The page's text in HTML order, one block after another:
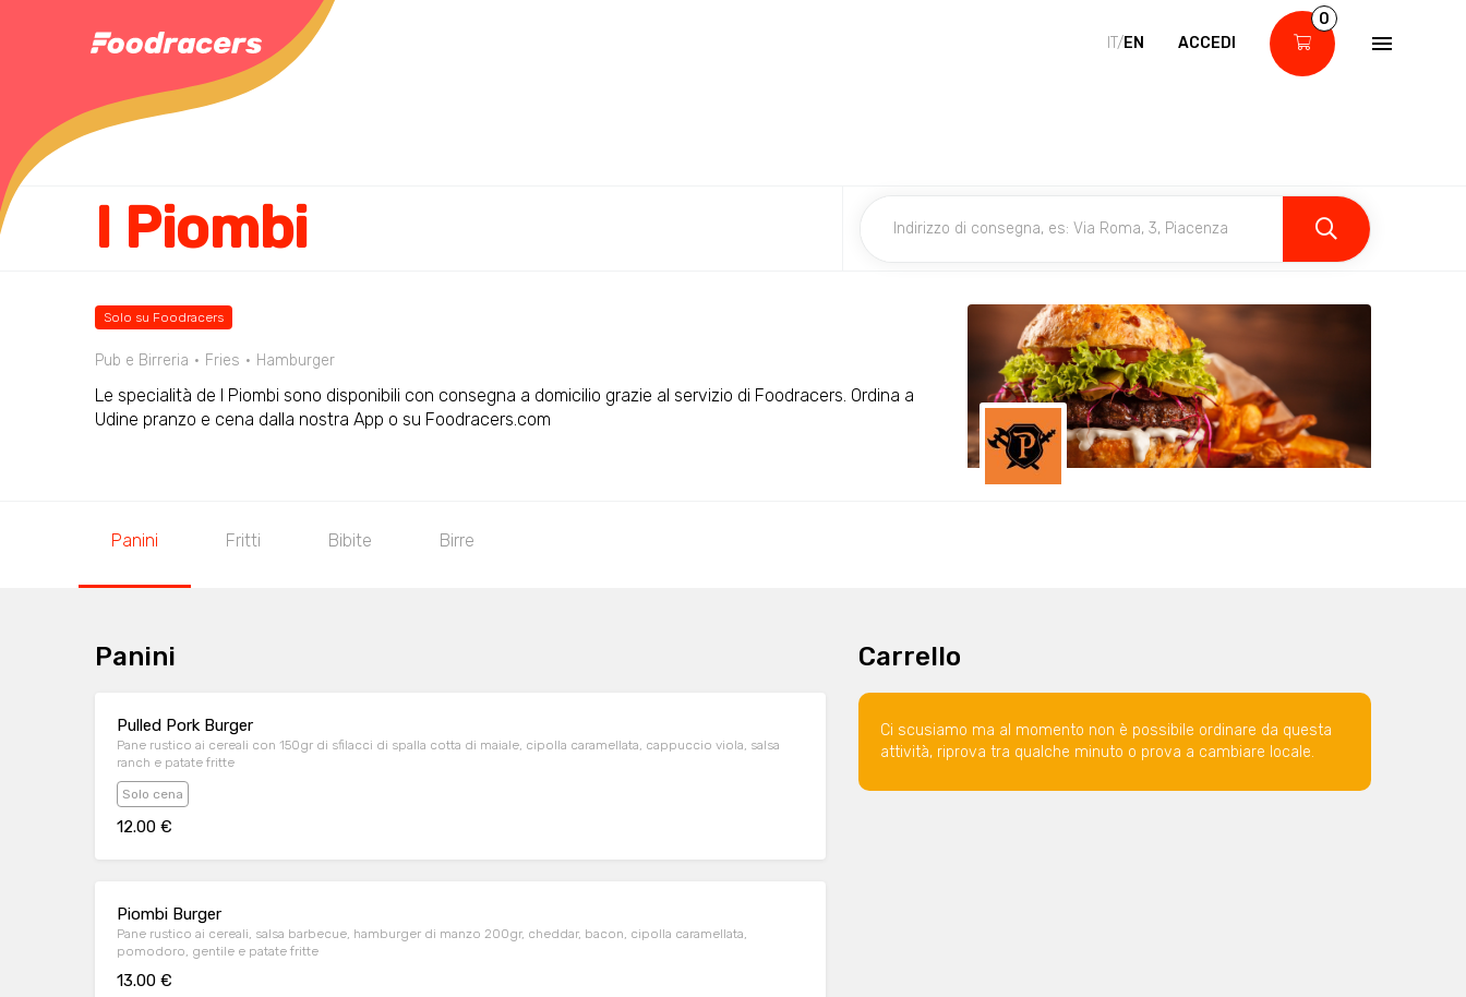
IT/EN ACCEDI
0
I Piombi
Solo su Foodracers
Pub e Birreria Fries Hamburger
Le specialità de I Piombi sono disponibili con consegna a domicilio grazie al servizio di Foodracers. Ordina a
Udine pranzo e cena dalla nostra App o su Foodracers.com
Panini Fritti Bibite Birre
Panini
Pulled Pork Burger
Pane rustico ai cereali con 150gr di sfilacci di spalla cotta di maiale, cipolla caramellata, cappuccio viola, salsa
ranch e patate fritte
Solo cena
12.00 €
Piombi Burger
Pane rustico ai cereali, salsa barbecue, hamburger di manzo 200gr, cheddar, bacon, cipolla caramellata,
pomodoro, gentile e patate fritte
13.00 €
Carrello
Ci scusiamo ma al momento non è possibile ordinare da questa
attività, riprova tra qualche minuto o prova a cambiare locale.